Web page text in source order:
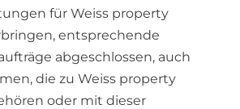
für Weiss property
entsprechende
abgeschlossen, auch
die zu Weiss property
oder mit dieser